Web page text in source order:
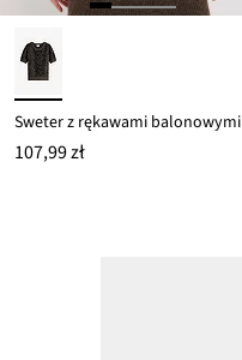
Sweter z rękawami balonowymi
107,99 zł